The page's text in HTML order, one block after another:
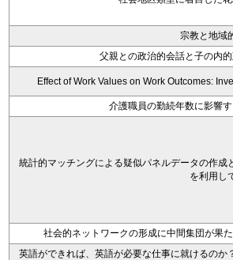
宗教と地域
父親との政治的会話と子の内
Effect of Work Values on Work Outcomes:
介護職員の勤続年数に影響
統計的マッチングによる疑似パネルデータの作成
を利用し
社会的ネットワークの形成に中間集団が果
英語ができれば、英語が必要な仕事に就けるのか